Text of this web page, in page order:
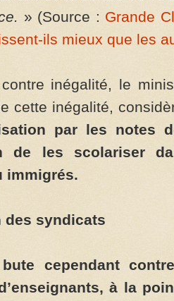
» (Source : Grande
ils mieux que les
inégalité, le
cette inégalité,
par les notes
de les scolariser
immigrés.
des syndicats
cependant
à la